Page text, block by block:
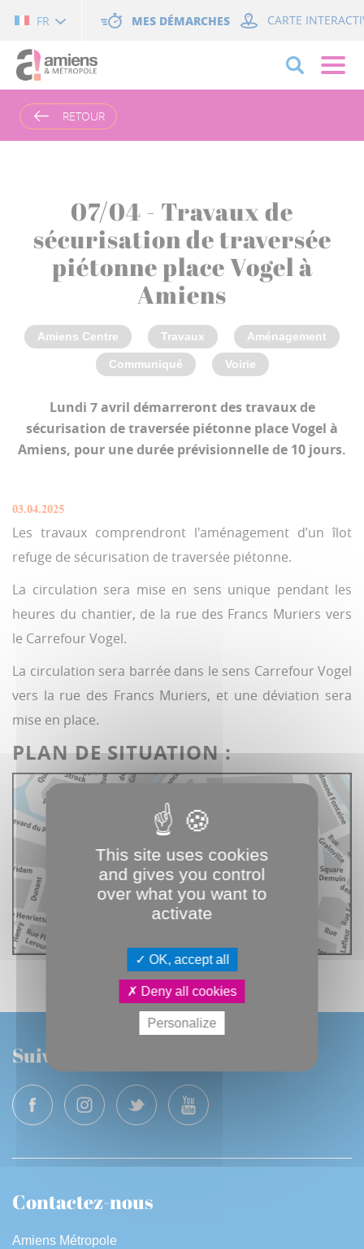
FR MES DÉMARCHES CARTE
RETOUR
07/04 - Travaux de
sécurisation de traversée
piétonne place Vogel à
Amiens
Amiens Centre Travaux Aménagement
Communiqué Voirie
Lundi 7 avril démarreront des travaux de
sécurisation de traversée piétonne place Vogel à
Amiens, pour une durée prévisionnelle de 10 jours.
03.04.2025
Les travaux comprendront l'aménagement d’un îlot
refuge de sécurisation de traversée piétonne.
La circulation sera mise en sens unique pendant les
heures du chantier, de la rue des Francs Muriers vers
le Carrefour Vogel.
La circulation sera barrée dans le sens Carrefour Vogel
vers la rue des Francs Muriers, et une déviation sera
mise en place.
PLAN DE SITUATION :
Suivez-nous
Contactez-nous
Amiens Métropole
This site uses cookies
and gives you control
over what you want to
activate
OK, accept all
Deny all cookies
Personalize